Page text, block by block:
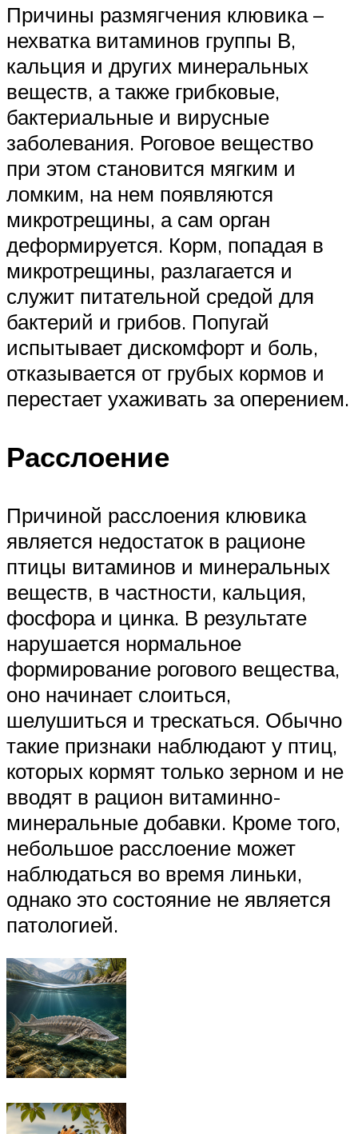
Причины размягчения клювика –
нехватка витаминов группы В,
кальция и других минеральных
веществ, а также грибковые,
бактериальные и вирусные
заболевания. Роговое вещество
при этом становится мягким и
ломким, на нем появляются
микротрещины, а сам орган
деформируется. Корм, попадая в
микротрещины, разлагается и
служит питательной средой для
бактерий и грибов. Попугай
испытывает дискомфорт и боль,
отказывается от грубых кормов и
перестает ухаживать за оперением.
Расслоение
Причиной расслоения клювика
является недостаток в рационе
птицы витаминов и минеральных
веществ, в частности, кальция,
фосфора и цинка. В результате
нарушается нормальное
формирование рогового вещества,
оно начинает слоиться,
шелушиться и трескаться. Обычно
такие признаки наблюдают у птиц,
которых кормят только зерном и не
вводят в рацион витаминно-
минеральные добавки. Кроме того,
небольшое расслоение может
наблюдаться во время линьки,
однако это состояние не является
патологией.